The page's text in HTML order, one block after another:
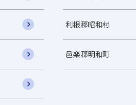
利根郡昭和村
邑楽郡明和町